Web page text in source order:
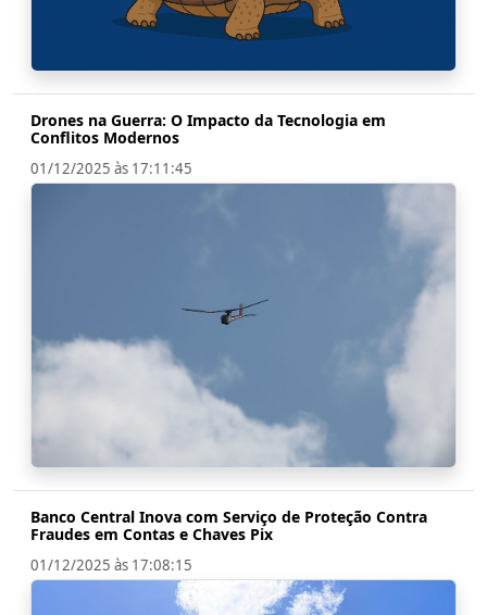
Drones na Guerra: O Impacto da Tecnologia em
Conflitos Modernos
01/12/2025 às 17:11:45
Banco Central Inova com Serviço de Proteção Contra
Fraudes em Contas e Chaves Pix
01/12/2025 às 17:08:15